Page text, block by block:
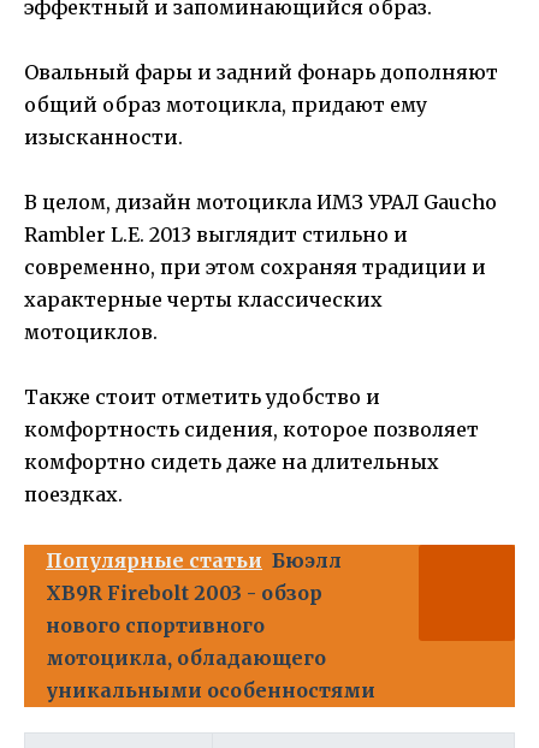
эффектный и запоминающийся образ.
Овальный фары и задний фонарь дополняют
общий образ мотоцикла, придают ему
изысканности.
В целом, дизайн мотоцикла ИМЗ УРАЛ Gaucho
Rambler L.E. 2013 выглядит стильно и
современно, при этом сохраняя традиции и
характерные черты классических
мотоциклов.
Также стоит отметить удобство и
комфортность сидения, которое позволяет
комфортно сидеть даже на длительных
поездках.
Популярные статьи Бюэлл
XB9R Firebolt 2003 - обзор
нового спортивного
мотоцикла, обладающего
уникальными особенностями